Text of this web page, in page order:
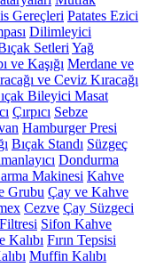
Gereçleri Patates Ezici
Dilimleyici
Setleri Yağ
ve Kaşığı Merdane ve
ve Ceviz Kıracağı
Bileyici Masat
Çırpıcı Sebze
Hamburger Presi
Bıçak Standı Süzgeç
Dondurma
Makinesi Kahve
Grubu Çay ve Kahve
Cezve Çay Süzgeci
Sifon Kahve
Kalıbı Fırın Tepsisi
Muffin Kalıbı